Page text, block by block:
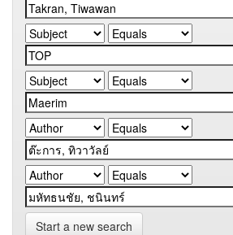
Start a new search